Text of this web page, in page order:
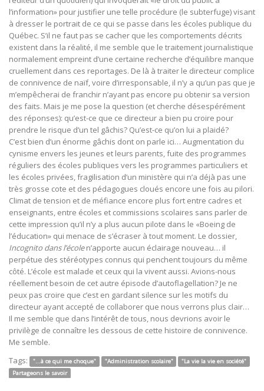
l’information» pour justifier une telle procédure (le subterfuge) visant
à dresser le portrait de ce qui se passe dans les écoles publique du
Québec. S’il ne faut pas se cacher que les comportements décrits
existent dans la réalité, il me semble que le traitement journalistique
normalement empreint d’une certaine recherche d’équilibre manque
cruellement dans ces reportages. De là à traiter le directeur complice
de connivence de naïf, voire d’irresponsable, il n’y a qu’un pas que je
m’empêcherai de franchir n’ayant pas encore pu obtenir sa version
des faits. Mais je me pose la question (et cherche désespérément
des réponses): qu’est-ce que ce directeur a bien pu croire pour
prendre le risque d’un tel gâchis? Qu’est-ce qu’on lui a plaidé?
C’est bien d’un énorme gâchis dont on parle ici… Augmentation du
cynisme envers les jeunes et leurs parents, fuite des programmes
réguliers des écoles publiques vers les programmes particuliers et
les écoles privées, fragilisation d’un ministère qui n’a déjà pas une
très grosse cote et des pédagogues cloués encore une fois au pilori.
Climat de tension et de méfiance encore plus fort entre cadres et
enseignants, entre écoles et commissions scolaires sans parler de
cette impression qu’il n’y a plus aucun pilote dans le «Boeing de
l’éducation» qui menace de s’écraser à tout moment. Le dossier,
Incognito dans l’écolen’apporte aucun éclairage nouveau… il
perpétue des stéréotypes connus qui penchent toujours du même
côté. L’école est malade et ceux qui la vivent aussi. Avions-nous
réellement besoin de cet autre épisode d’autoflagellation? Je ne
peux pas croire que c’est en gardant silence sur les motifs du
directeur ayant accepté de collaborer que nous verrons plus clair…
Il me semble que dans l’intérêt de tous, nous devrions avoir le
privilège de connaître les dessous de cette histoire de connivence.
Me semble.
Tags:
"...à ce qui me choque" "Administration scolaire"
"La vie la vie en société"
Partageons le savoir